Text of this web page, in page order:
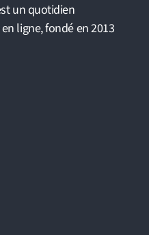
un quotidien
ligne, fondé en 2013